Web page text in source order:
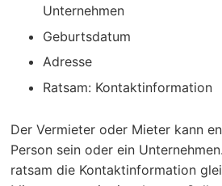
Unternehmen
Geburtsdatum
Adresse
Ratsam: Kontaktinformation
Der Vermieter oder Mieter kann
Person sein oder ein
ratsam die Kontaktinformation